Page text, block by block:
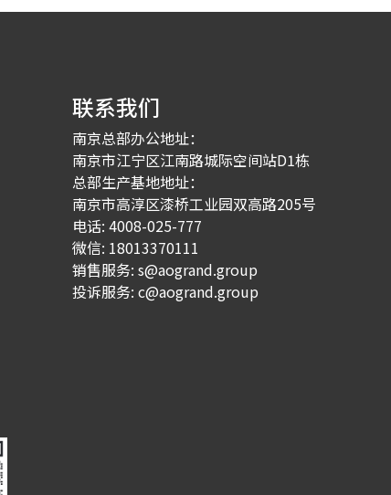
联系我们
南京总部办公地址：
南京市江宁区江南路城际空间站D1栋
总部生产基地地址：
南京市高淳区漆桥工业园双高路205号
电话: 4008-025-777
微信: 18013370111
销售服务: s@aogrand.group
投诉服务: c@aogrand.group